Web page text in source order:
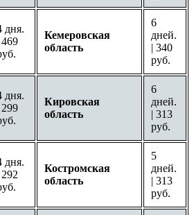
дня.
469
Кемеровская
область
6
дней.
| 340
руб.
дня.
299
Кировская
область
6
дней.
| 313
руб.
дня.
292
Костромская
область
5
дней.
| 313
руб.